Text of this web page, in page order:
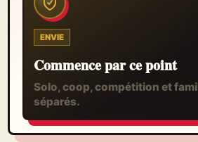
ENVIE
Commence par ce point
Solo, coop, compétition et
séparés.